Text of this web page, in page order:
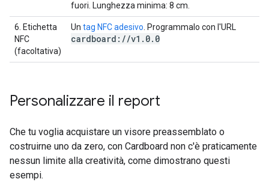
fuori. Lunghezza minima: 8 cm.
6. Etichetta
NFC
(facoltativa)
Un tag NFC adesivo. Programmalo con l'URL
cardboard: //v1 . 0. 0
Personalizzare il report
Che tu voglia acquistare un visore preassemblato o
costruirne uno da zero, con Cardboard non c'è praticamente
nessun limite alla creatività, come dimostrano questi
esempi.